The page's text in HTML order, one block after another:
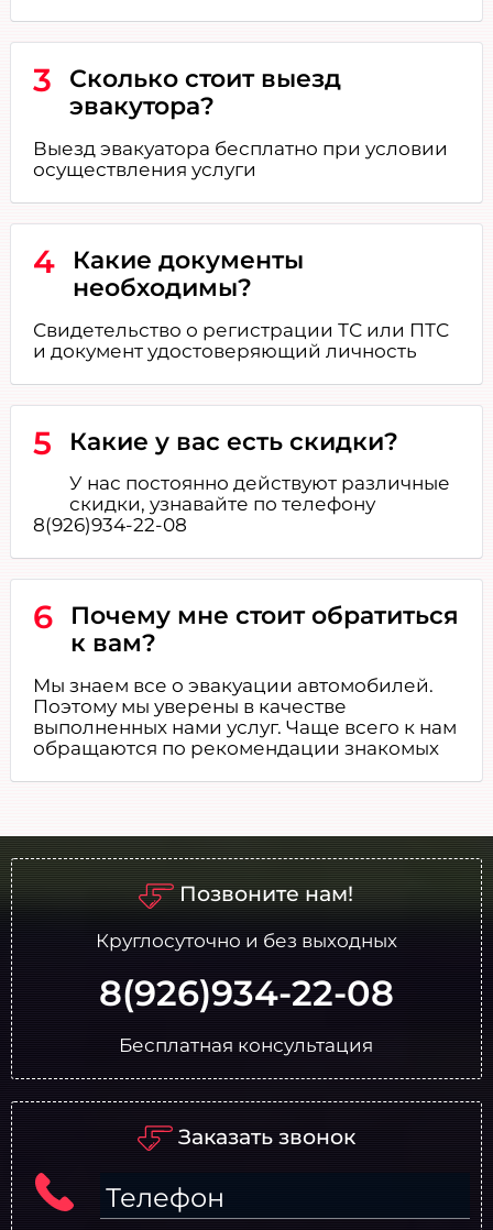
3
Сколько стоит выезд
эвакутора?
Выезд эвакуатора бесплатно при условии
осуществления услуги
4
Какие документы
необходимы?
Свидетельство о регистрации ТС или ПТС
и документ удостоверяющий личность
5 Какие у вас есть скидки?
У нас постоянно действуют различные
скидки, узнавайте по телефону
8(926)934-22-08
6
Почему мне стоит обратиться
к вам?
Мы знаем все о эвакуации автомобилей.
Поэтому мы уверены в качестве
выполненных нами услуг. Чаще всего к нам
обращаются по рекомендации знакомых
Позвоните нам!
Круглосуточно и без выходных
8(926)934-22-08
Бесплатная консультация
Заказать звонок
Телефон